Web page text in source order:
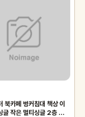
북카페 벙커침대 책상 이
글 작은 멀티싱글 2층 성